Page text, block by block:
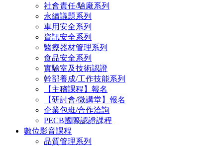
社會責任/驗廠系列
永續議題系列
車用安全系列
資訊安全系列
醫療器材管理系列
食品安全系列
實驗室及技術認證
幹部養成/工作技能系列
【主稽課程】報名
【研討會/微講堂】報名
企業包班/合作洽詢
PECB國際認證課程
數位影音課程
品質管理系列